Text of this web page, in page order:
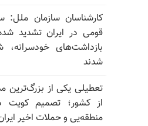
کارشناسان سازمان ملل:
قومی در ایران تشدید
بازداشت‌های خودسرانه،
شدند
تعطیلی یکی از بزرگ‌ترین
از کشور؛ تصمیم کویت
منطقه‌یی و حملات اخیر